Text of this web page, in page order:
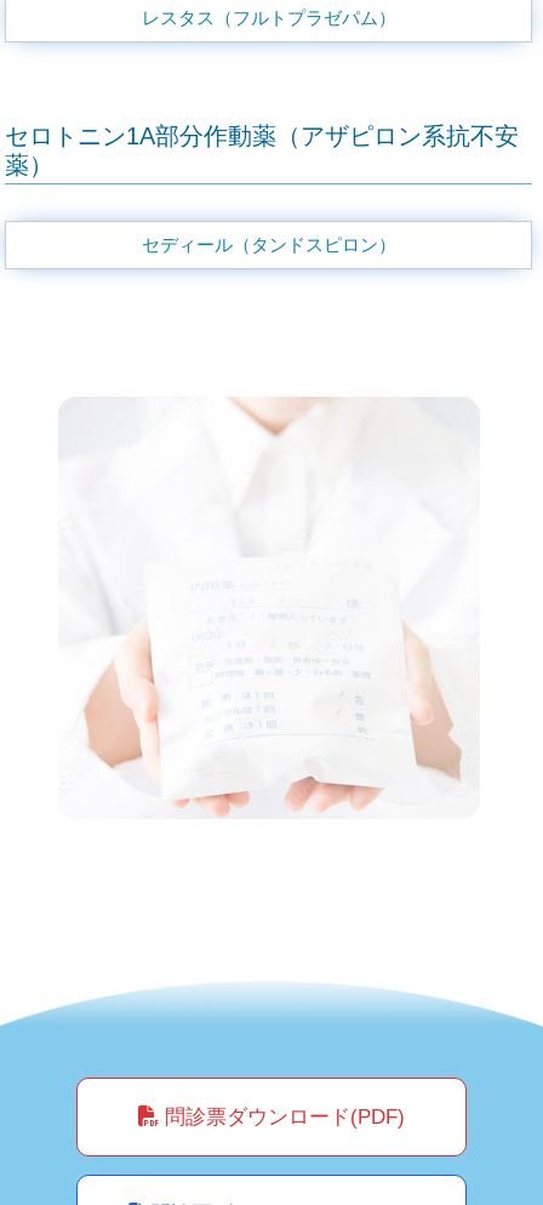
レスタス（フルトプラゼパム）
セロトニン1A部分作動薬（アザピロン系抗不安
薬）
セディール（タンドスピロン）
問診票ダウンロード(PDF)